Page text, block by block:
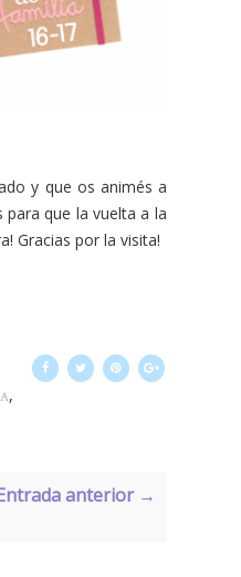
y que os animés a
para que la vuelta a la
Gracias por la visita!
,
anterior →